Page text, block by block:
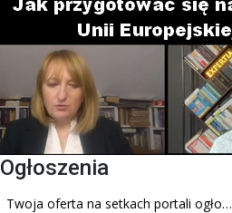
Ogłoszenia
Twoja oferta na setkach portali ogło…